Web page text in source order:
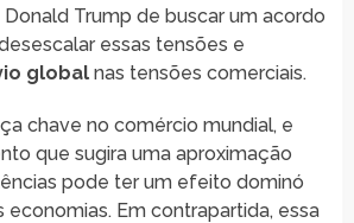
Trump de buscar um acordo
essas tensões e
globalnas tensões comerciais.
chave no comércio mundial, e
que sugira uma aproximação
pode ter um efeito dominó
economias. Em contrapartida, essa